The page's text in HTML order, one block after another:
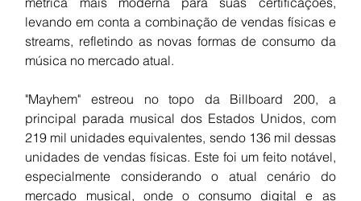
levando em conta a combinação de vendas físicas e
streams, refletindo as novas formas de consumo da
música no mercado atual.
"Mayhem" estreou no topo da Billboard 200, a
principal parada musical dos Estados Unidos, com
219 mil unidades equivalentes, sendo 136 mil dessas
unidades de vendas físicas. Este foi um feito notável,
especialmente considerando o atual cenário do
mercado musical, onde o consumo digital e as